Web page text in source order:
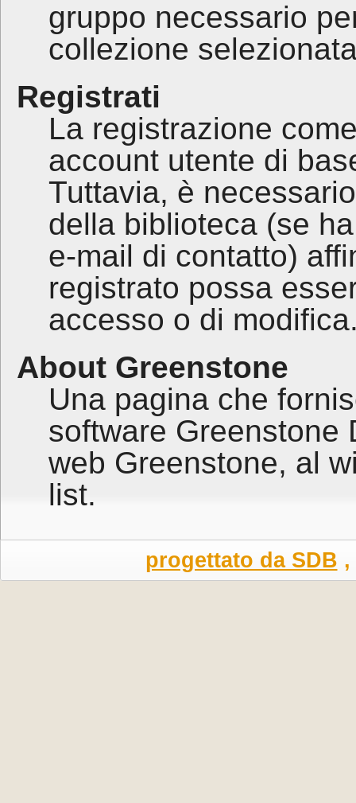
gruppo necessario
collezione
Registrati
La registrazione
account utente di
Tuttavia, è
della biblioteca (se
e-mail di contatto)
registrato possa
accesso o di
About Greenstone
Una pagina che
software Greenstone
web Greenstone, al
list.
progettato da SDB ,